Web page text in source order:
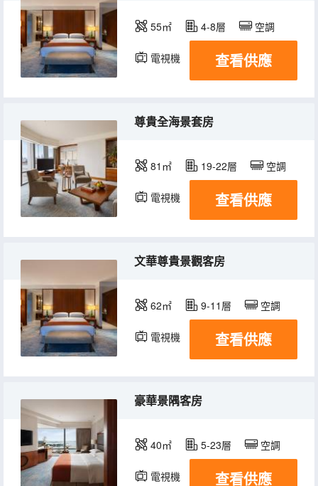
55㎡ 4-8層 空調
電視機 冰箱
查看供應
尊貴全海景套房
81㎡ 19-22層 空調
電視機 冰箱
查看供應
文華尊貴景觀客房
62㎡ 9-11層 空調
電視機 冰箱
查看供應
豪華景隅客房
40㎡ 5-23層 空調
電視機 冰箱
查看供應